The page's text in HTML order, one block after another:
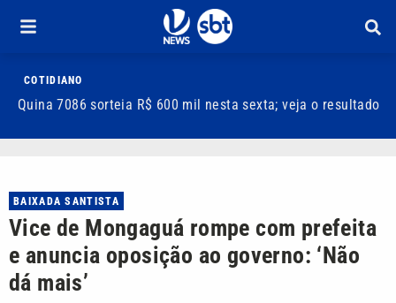
COTIDIANO
Quina 7086 sorteia R$ 600 mil nesta sexta; veja o resultado
BAIXADA SANTISTA
Vice de Mongaguá rompe com prefeita
e anuncia oposição ao governo: ‘Não
dá mais’